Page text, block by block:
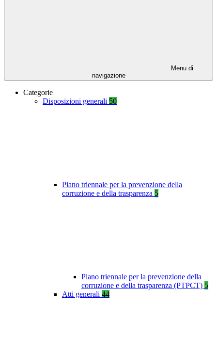
Menu di
navigazione
Categorie
Disposizioni generali 50
Piano triennale per la prevenzione della
corruzione e della trasparenza 5
Piano triennale per la prevenzione della
corruzione e della trasparenza (PTPCT) 5
Atti generali 44